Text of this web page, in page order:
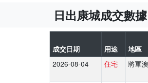
日出康城成交數據
成交日期 用途 地區
2026-08-04
住宅 將軍澳